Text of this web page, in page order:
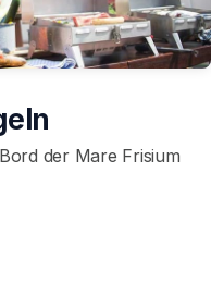
der Mare Frisium